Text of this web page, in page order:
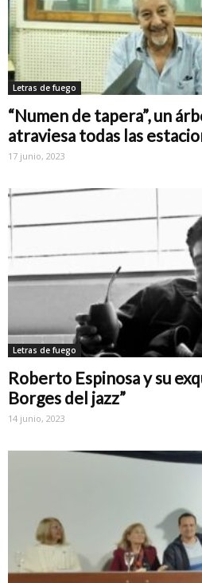
Letras de fuego
“Numen de tapera”, un
atraviesa todas las
17 junio, 2023
Letras de fuego
Roberto Espinosa y su
Borges del jazz”
14 junio, 2023